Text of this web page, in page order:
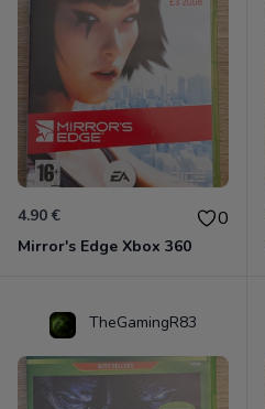
4.90 € 0
Mirror's Edge Xbox 360
TheGamingR83